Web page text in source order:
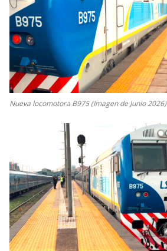
Nueva locomotora B975 (Imagen de Junio 2026)